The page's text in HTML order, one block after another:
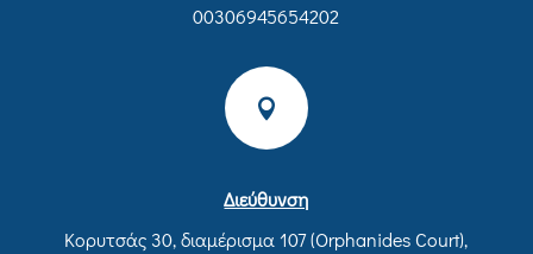
00306945654202

Διεύθυνση
Κορυτσάς 30, διαμέρισμα 107 (Orphanides Court),